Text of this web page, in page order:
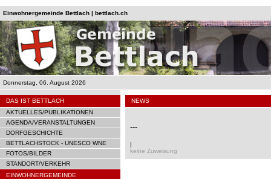
Einwohnergemeinde Bettlach | bettlach.ch
Donnerstag, 06. August 2026
DAS IST BETTLACH
AKTUELLES/PUBLIKATIONEN
AGENDA/VERANSTALTUNGEN
DORFGESCHICHTE
BETTLACHSTOCK - UNESCO WNE
FOTOS/BILDER
STANDORT/VERKEHR
EINWOHNERGEMEINDE
NEWS
---
|
keine Zuweisung